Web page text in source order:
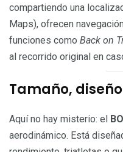
compartiendo una
Maps), ofrecen
funciones como Back on
al recorrido original en
Tamaño,
Aquí no hay misterio: el
aerodinámico. Está